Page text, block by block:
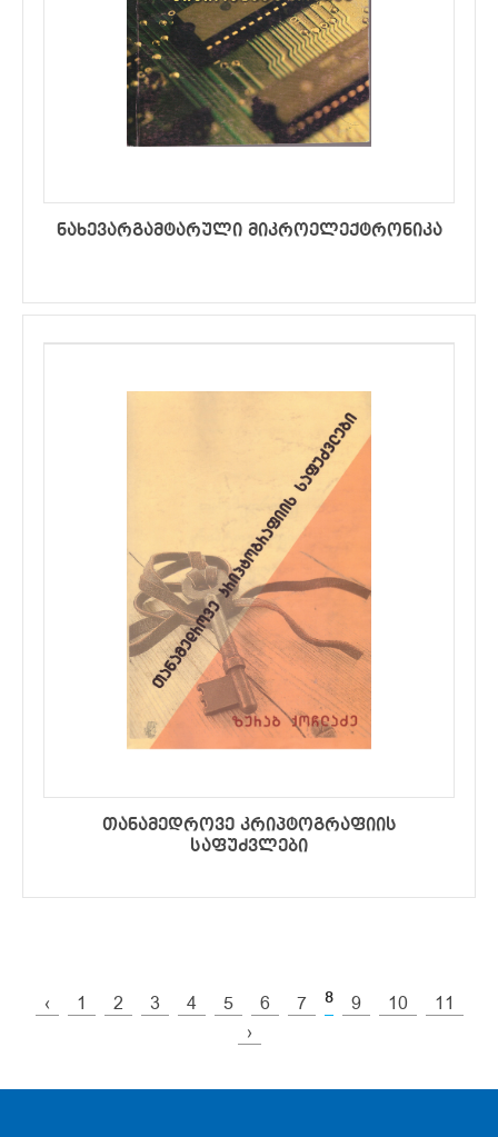
ნახევარგამტარული მიკროელექტრონიკა
თანამედროვე კრიპტოგრაფიის
საფუძვლები
‹ 1 2 3 4 5 6 7 8 9 10
11
›